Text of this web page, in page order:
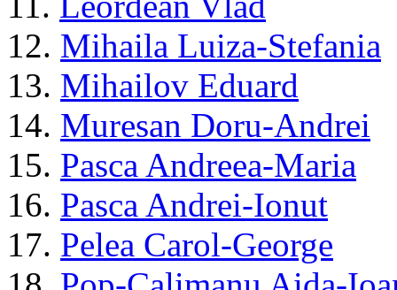
12. Mihaila Luiza-Stefania
13. Mihailov Eduard
14. Muresan Doru-Andrei
15. Pasca Andreea-Maria
16. Pasca Andrei-Ionut
17. Pelea Carol-George